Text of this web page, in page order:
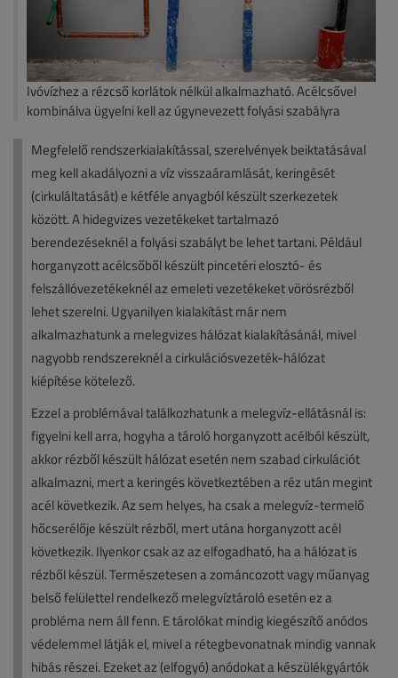
Ivóvízhez a rézcső korlátok nélkül alkalmazható. Acélcsővel
kombinálva ügyelni kell az úgynevezett folyási szabályra
Megfelelő rendszerkialakítással, szerelvények beiktatásával
meg kell akadályozni a víz visszaáramlását, keringését
(cirkuláltatását) e kétféle anyagból készült szerkezetek
között. A hidegvizes vezetékeket tartalmazó
berendezéseknél a folyási szabályt be lehet tartani. Például
horganyzott acélcsőből készült pincetéri elosztó- és
felszállóvezetékeknél az emeleti vezetékeket vörösrézből
lehet szerelni. Ugyanilyen kialakítást már nem
alkalmazhatunk a melegvizes hálózat kialakításánál, mivel
nagyobb rendszereknél a cirkulációsvezeték-hálózat
kiépítése kötelező.
Ezzel a problémával találkozhatunk a melegvíz-ellátásnál is:
figyelni kell arra, hogyha a tároló horganyzott acélból készült,
akkor rézből készült hálózat esetén nem szabad cirkulációt
alkalmazni, mert a keringés következtében a réz után megint
acél következik. Az sem helyes, ha csak a melegvíz-termelő
hőcserélője készült rézből, mert utána horganyzott acél
következik. Ilyenkor csak az az elfogadható, ha a hálózat is
rézből készül. Természetesen a zománcozott vagy műanyag
belső felülettel rendelkező melegvíztároló esetén ez a
probléma nem áll fenn. E tárolókat mindig kiegészítő anódos
védelemmel látják el, mivel a rétegbevonatnak mindig vannak
hibás részei. Ezeket az (elfogyó) anódokat a készülékgyártók